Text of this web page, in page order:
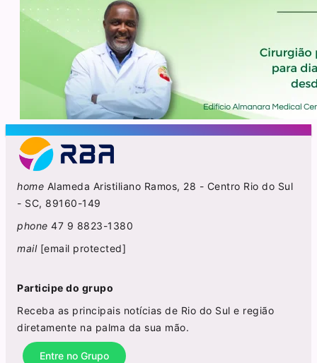
home Alameda Aristiliano Ramos, 28 - Centro Rio do Sul
- SC, 89160-149
phone 47 9 8823-1380
mail [email protected]
Participe do grupo
Receba as principais notícias de Rio do Sul e região
diretamente na palma da sua mão.
Entre no Grupo